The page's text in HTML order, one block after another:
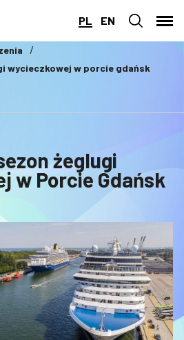
PL EN
wycieczkowej w porcie gdańsk
żeglugi
w Porcie Gdańsk